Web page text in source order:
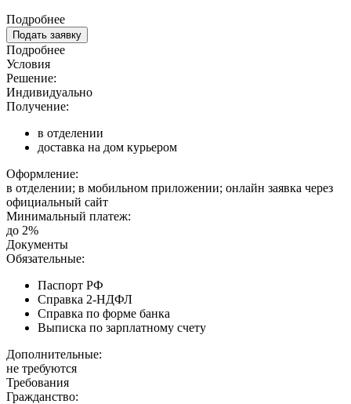
Подробнее
Подать заявку
Подробнее
Условия
Решение:
Индивидуально
Получение:
в отделении
доставка на дом курьером
Оформление:
в отделении; в мобильном приложении; онлайн заявка через
официальный сайт
Минимальный платеж:
до 2%
Документы
Обязательные:
Паспорт РФ
Справка 2-НДФЛ
Справка по форме банка
Выписка по зарплатному счету
Дополнительные:
не требуются
Требования
Гражданство: